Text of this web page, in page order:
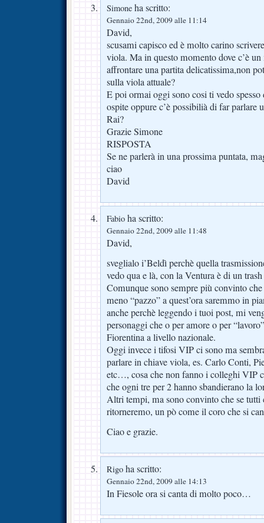
Simone ha scritto:
Gennaio 22nd, 2009 alle 11:14
David,
scusami capisco ed è molto carino
viola. Ma in questo momento dove c’è un
affrontare una partita delicatissima,non
sulla viola attuale?
E poi ormai oggi sono cosi ti vedo
ospite oppure c’è possibilià di far parlare
Rai?
Grazie Simone
RISPOSTA
Se ne parlerà in una prossima puntata,
ciao
David
Fabio ha scritto:
Gennaio 22nd, 2009 alle 11:48
David,
sveglialo i’Beldì perchè quella
vedo qua e là, con la Ventura è di un
Comunque sono sempre più convinto
meno “pazzo” a quest’ora saremmo in
anche perchè leggendo i tuoi post, mi
personaggi che o per amore o per
Fiorentina a livello nazionale.
Oggi invece i tifosi VIP ci sono ma
parlare in chiave viola, es. Carlo Conti,
etc…, cosa che non fanno i colleghi VIP
che ogni tre per 2 hanno sbandierano la
Altri tempi, ma sono convinto che se tutti
ritorneremo, un pò come il coro che si
Ciao e grazie.
Rigo ha scritto:
Gennaio 22nd, 2009 alle 14:13
In Fiesole ora si canta di molto poco…